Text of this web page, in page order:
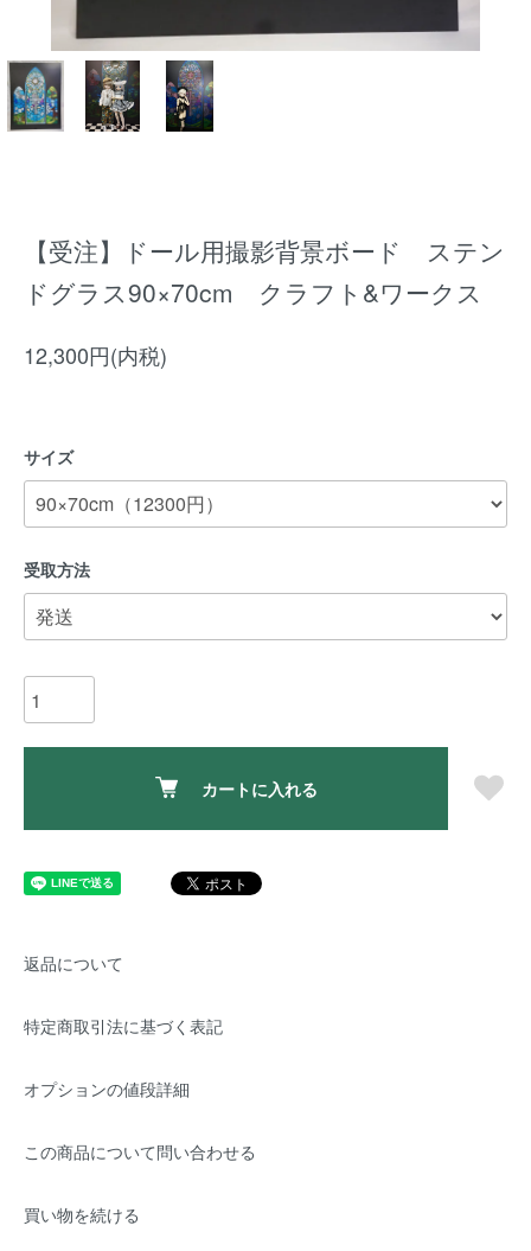
【受注】ドール用撮影背景ボード ステン
ドグラス90×70cm クラフト&ワークス
12,300円(内税)
サイズ
受取方法
カートに入れる
返品について
特定商取引法に基づく表記
オプションの値段詳細
この商品について問い合わせる
買い物を続ける